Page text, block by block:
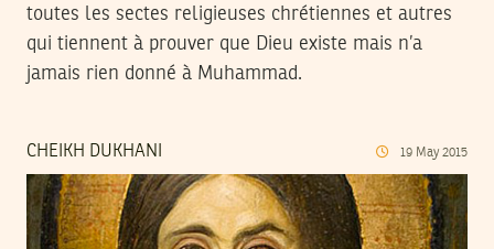
toutes les sectes religieuses chrétiennes et autres
qui tiennent à prouver que Dieu existe mais n’a
jamais rien donné à Muhammad.
CHEIKH DUKHANI 19 May 2015